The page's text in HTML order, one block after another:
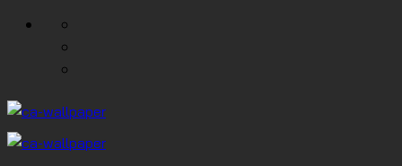
ข้าม